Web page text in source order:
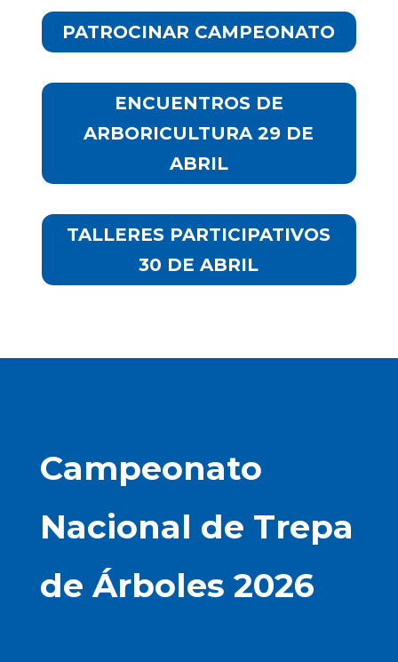
PATROCINAR CAMPEONATO
ENCUENTROS DE
ARBORICULTURA 29 DE
ABRIL
TALLERES PARTICIPATIVOS
30 DE ABRIL
Campeonato
Nacional de Trepa
de Árboles 2026